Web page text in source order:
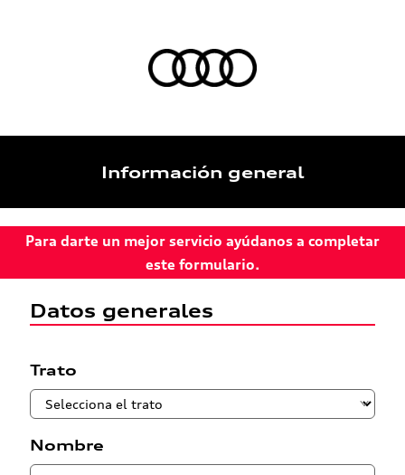
Información general
Para darte un mejor servicio ayúdanos a completar
este formulario.
Datos generales
Trato
Nombre